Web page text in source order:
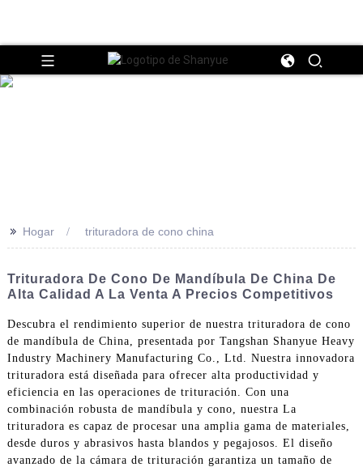
>> Hogar trituradora de cono china
Trituradora De Cono De Mandíbula De China De
Alta Calidad A La Venta A Precios Competitivos
Descubra el rendimiento superior de nuestra trituradora de cono
de mandíbula de China, presentada por Tangshan Shanyue Heavy
Industry Machinery Manufacturing Co., Ltd. Nuestra innovadora
trituradora está diseñada para ofrecer alta productividad y
eficiencia en las operaciones de trituración. Con una
combinación robusta de mandíbula y cono, nuestra La
trituradora es capaz de procesar una amplia gama de materiales,
desde duros y abrasivos hasta blandos y pegajosos. El diseño
avanzado de la cámara de trituración garantiza un tamaño de